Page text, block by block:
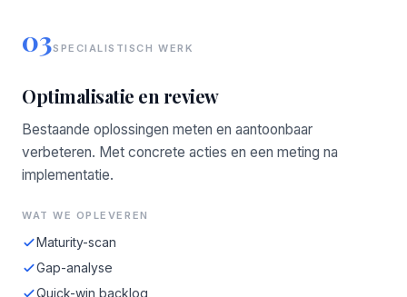
03SPECIALISTISCH WERK
Optimalisatie en review
Bestaande oplossingen meten en aantoonbaar
verbeteren. Met concrete acties en een meting na
implementatie.
WAT WE OPLEVEREN
Maturity-scan
Gap-analyse
Quick-win backlog